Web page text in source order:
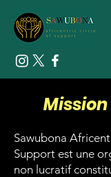
Mission
Sawubona
Support est une
non lucratif